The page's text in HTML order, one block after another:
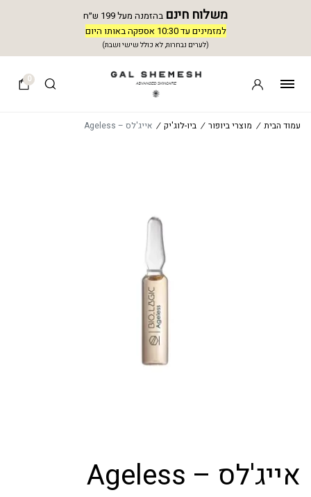
משלוח חינם בהזמנה מעל 199 ש״ח
למזמינים עד 10:30 אספקה באותו היום
(לערים נבחרות, לא כולל שישי ושבת)
0
עמוד הבית / מוצרי ביופור / ביו-לוג'יק / אייג'לס – Ageless
אייג'לס – Ageless